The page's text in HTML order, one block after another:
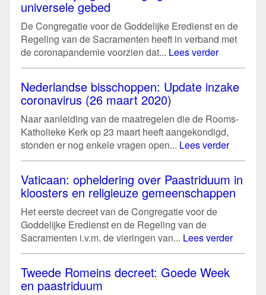
universele gebed
De Congregatie voor de Goddelijke Eredienst en de
Regeling van de Sacramenten heeft in verband met
de coronapandemie voorzien dat... Lees verder
Nederlandse bisschoppen: Update inzake
coronavirus (26 maart 2020)
Naar aanleiding van de maatregelen die de Rooms-
Katholieke Kerk op 23 maart heeft aangekondigd,
stonden er nog enkele vragen open... Lees verder
Vaticaan: opheldering over Paastriduum in
kloosters en religieuze gemeenschappen
Het eerste decreet van de Congregatie voor de
Goddelijke Eredienst en de Regeling van de
Sacramenten i.v.m. de vieringen van... Lees verder
Tweede Romeins decreet: Goede Week
en paastriduum